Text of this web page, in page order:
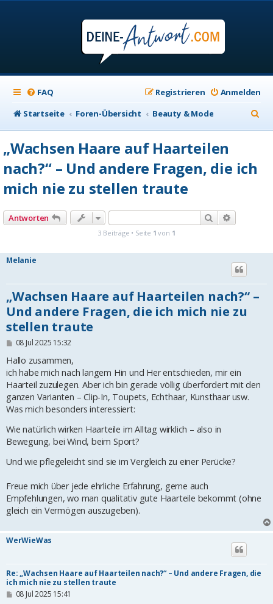
FAQ Anmelden
Registrieren
Startseite
Foren-Übersicht Beauty & Mode
u
„Wachsen Haare auf Haarteilen
nach?“ – Und andere Fragen, die ich
mich nie zu stellen traute
Antworten Suche
3 Beiträge • Seite 1 von 1
Melanie
„Wachsen Haare auf Haarteilen nach?“ –
Und andere Fragen, die ich mich nie zu
stellen traute
B
i
t
r
a
g
08 Jul 2025 15:32
Hallo zusammen,
ich habe mich nach langem Hin und Her entschieden, mir ein
Haarteil zuzulegen. Aber ich bin gerade völlig überfordert mit den
ganzen Varianten – Clip-In, Toupets, Echthaar, Kunsthaar usw.
Was mich besonders interessiert:
Wie natürlich wirken Haarteile im Alltag wirklich – also in
Bewegung, bei Wind, beim Sport?
Und wie pflegeleicht sind sie im Vergleich zu einer Perücke?
Freue mich über jede ehrliche Erfahrung, gerne auch
Empfehlungen, wo man qualitativ gute Haarteile bekommt (ohne
gleich ein Vermögen auszugeben).
WerWieWas
Re: „Wachsen Haare auf Haarteilen nach?“ – Und andere Fragen, die
ich mich nie zu stellen traute
B08 Jul 2025 15:41